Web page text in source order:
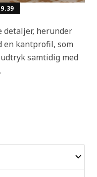
detaljer, herunder
en kantprofil, som
samtidig med